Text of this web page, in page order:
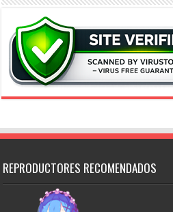
REPRODUCTORES RECOMENDADOS